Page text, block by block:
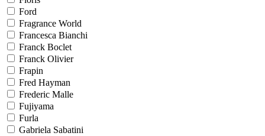
Ford
Fragrance World
Francesca Bianchi
Franck Boclet
Franck Olivier
Frapin
Fred Hayman
Frederic Malle
Fujiyama
Furla
Gabriela Sabatini